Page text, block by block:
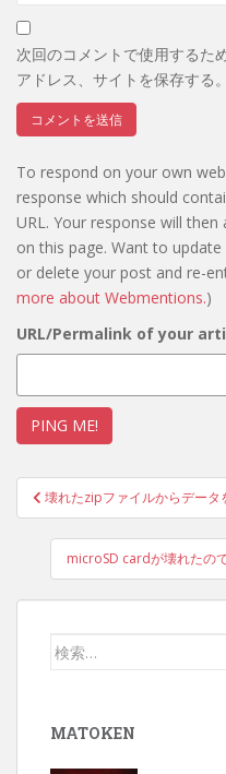
次回のコメントで使用するた
アドレス、サイトを保存する。
To respond on your own
response which should
URL. Your response will
on this page. Want to
or delete your post and re-
more about Webmentions.)
URL/Permalink of your
投
稿
ゲ
壊れたzipファイルからデータ
microSD cardが壊れたの
検
MATOKEN